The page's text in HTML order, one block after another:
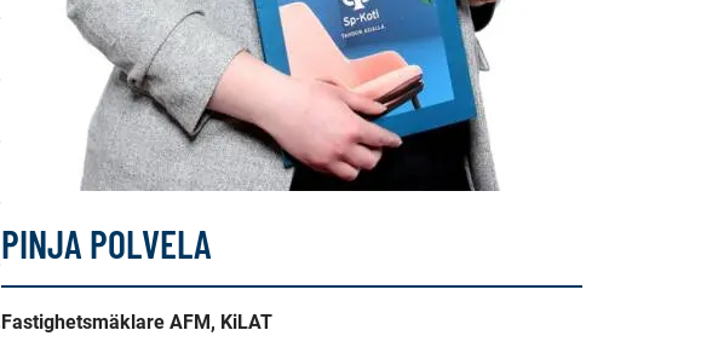
PINJA POLVELA
Fastighetsmäklare AFM, KiLAT